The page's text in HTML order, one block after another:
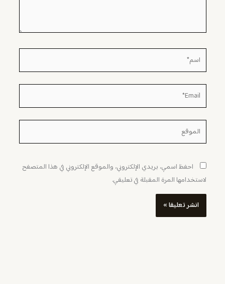
اسم*
Email*
الموقع
احفظ اسمي، بريدي الإلكتروني، والموقع الإلكتروني في هذا المتصفح
لاستخدامها المرة المقبلة في تعليقي.